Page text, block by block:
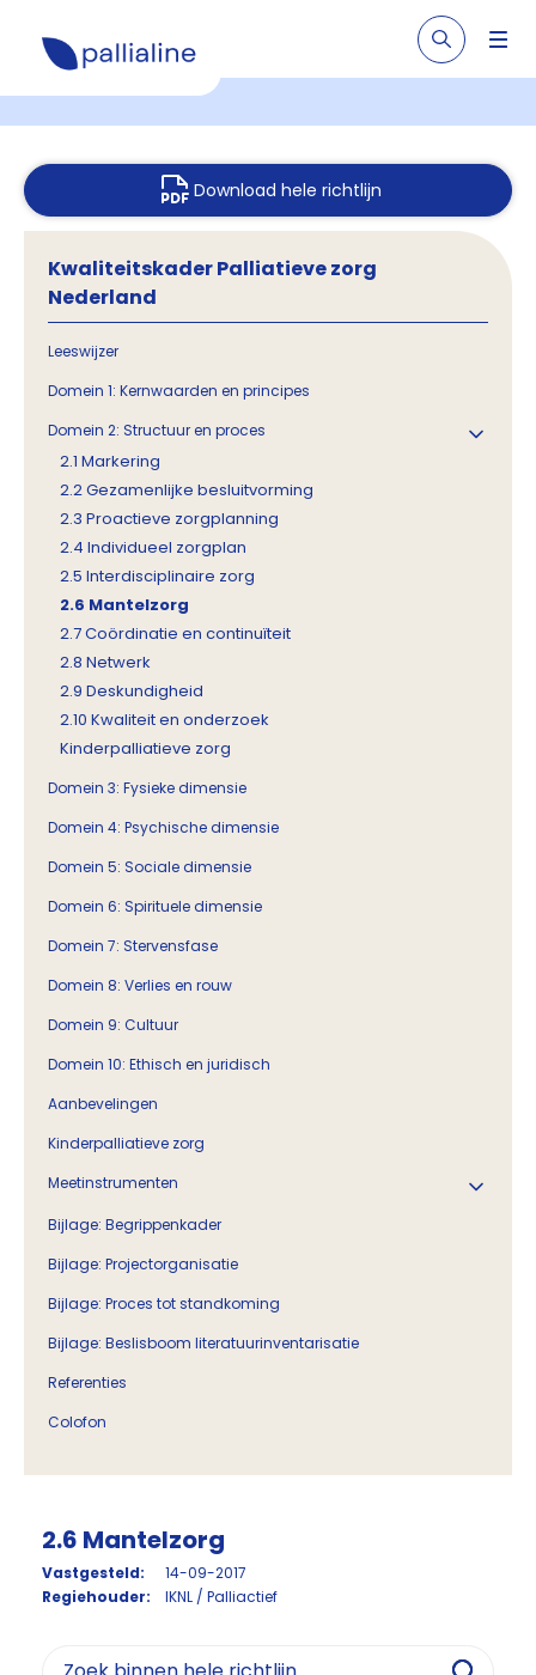
Download hele richtlijn
Kwaliteitskader Palliatieve zorg
Nederland
Leeswijzer
Domein 1: Kernwaarden en principes
Domein 2: Structuur en proces
2.1 Markering
2.2 Gezamenlijke besluitvorming
2.3 Proactieve zorgplanning
2.4 Individueel zorgplan
2.5 Interdisciplinaire zorg
2.6 Mantelzorg
2.7 Coördinatie en continuïteit
2.8 Netwerk
2.9 Deskundigheid
2.10 Kwaliteit en onderzoek
Kinderpalliatieve zorg
Domein 3: Fysieke dimensie
Domein 4: Psychische dimensie
Domein 5: Sociale dimensie
Domein 6: Spirituele dimensie
Domein 7: Stervensfase
Domein 8: Verlies en rouw
Domein 9: Cultuur
Domein 10: Ethisch en juridisch
Aanbevelingen
Kinderpalliatieve zorg
Meetinstrumenten
Bijlage: Begrippenkader
Bijlage: Projectorganisatie
Bijlage: Proces tot standkoming
Bijlage: Beslisboom literatuurinventarisatie
Referenties
Colofon
2.6 Mantelzorg
Vastgesteld:
14-09-2017
Regiehouder:
IKNL / Palliactief